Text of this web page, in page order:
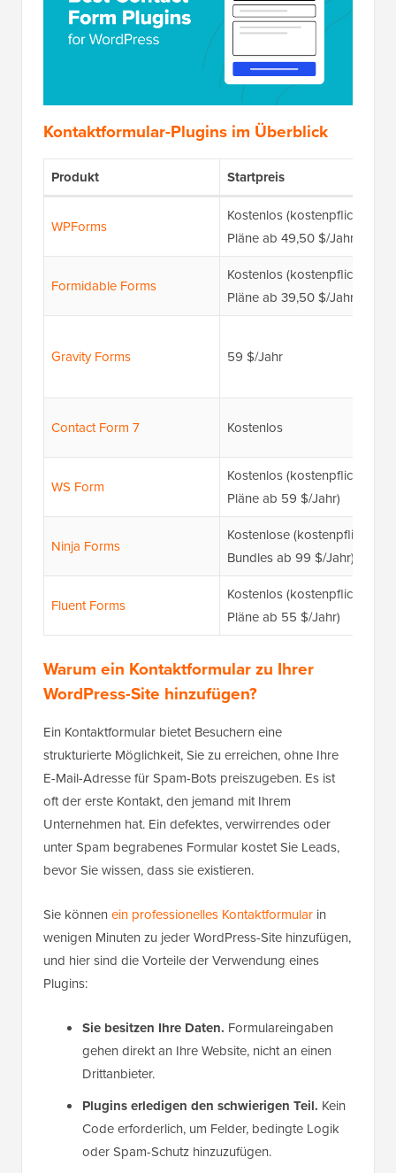
Kontaktformular-Plugins im Überblick
Produkt Startpreis
WPForms
Kostenlos (kostenpflichtige
Pläne ab 49,50 $/Jahr)
Formidable Forms
Kostenlos (kostenpflichtige
Pläne ab 39,50 $/Jahr)
Gravity Forms 59 $/Jahr
Contact Form 7 Kostenlos
WS Form
Kostenlos (kostenpflichtige
Pläne ab 59 $/Jahr)
Ninja Forms
Kostenlose (kostenpflichtige
Bundles ab 99 $/Jahr)
Fluent Forms
Kostenlos (kostenpflichtige
Pläne ab 55 $/Jahr)
Warum ein Kontaktformular zu Ihrer
WordPress-Site hinzufügen?
Ein Kontaktformular bietet Besuchern eine
strukturierte Möglichkeit, Sie zu erreichen, ohne Ihre
E-Mail-Adresse für Spam-Bots preiszugeben. Es ist
oft der erste Kontakt, den jemand mit Ihrem
Unternehmen hat. Ein defektes, verwirrendes oder
unter Spam begrabenes Formular kostet Sie Leads,
bevor Sie wissen, dass sie existieren.
Sie können ein professionelles Kontaktformular in
wenigen Minuten zu jeder WordPress-Site hinzufügen,
und hier sind die Vorteile der Verwendung eines
Plugins:
Sie besitzen Ihre Daten. Formulareingaben
gehen direkt an Ihre Website, nicht an einen
Drittanbieter.
Plugins erledigen den schwierigen Teil. Kein
Code erforderlich, um Felder, bedingte Logik
oder Spam-Schutz hinzuzufügen.